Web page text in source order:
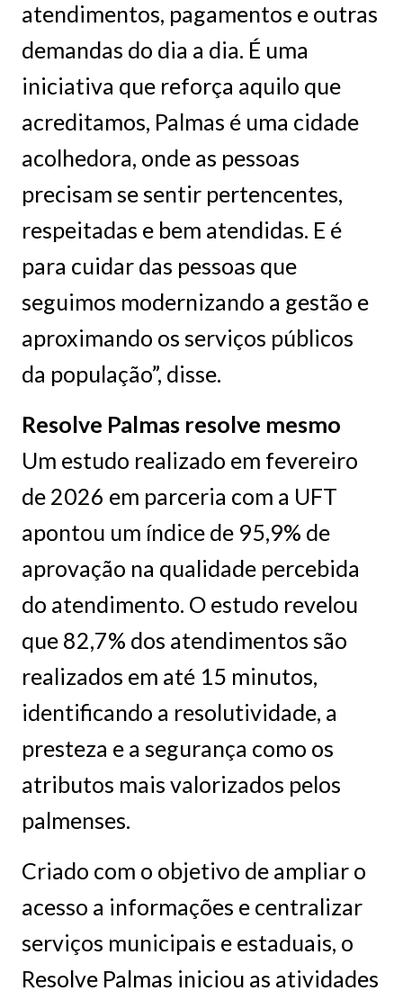
atendimentos, pagamentos e outras
demandas do dia a dia. É uma
iniciativa que reforça aquilo que
acreditamos, Palmas é uma cidade
acolhedora, onde as pessoas
precisam se sentir pertencentes,
respeitadas e bem atendidas. E é
para cuidar das pessoas que
seguimos modernizando a gestão e
aproximando os serviços públicos
da população”, disse.
Resolve Palmas resolve mesmo
Um estudo realizado em fevereiro
de 2026 em parceria com a UFT
apontou um índice de 95,9% de
aprovação na qualidade percebida
do atendimento. O estudo revelou
que 82,7% dos atendimentos são
realizados em até 15 minutos,
identificando a resolutividade, a
presteza e a segurança como os
atributos mais valorizados pelos
palmenses.
Criado com o objetivo de ampliar o
acesso a informações e centralizar
serviços municipais e estaduais, o
Resolve Palmas iniciou as atividades